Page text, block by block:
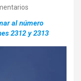
al número
2312 y 2313